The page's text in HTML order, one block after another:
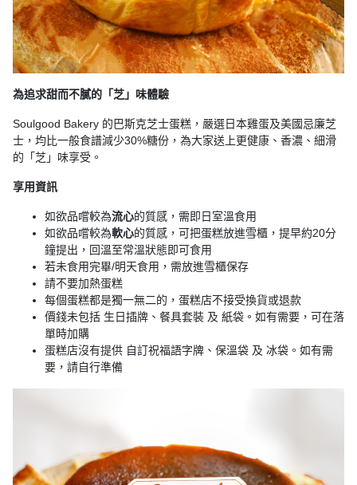
即
食
即
煮
系
聚
會
及
拖
餐
樂
動
為追求甜而不膩的「芝」味體驗
Soulgood Bakery 的巴斯克芝士蛋糕，嚴選日本雞蛋及美國忌廉芝
士，均比一般食譜減少30%糖份，為大家送上更健康、香濃、細滑
的「芝」味享受。
享用資訊
如欲品嚐較為流心的質感，需即日室溫食用
如欲品嚐較為軟心的質感，可把蛋糕放進雪櫃，提早約20分
鐘提出，回溫至常溫狀態即可食用
若未食用完畢/明天食用，需放進雪櫃保存
請不要加熱蛋糕
每個蛋糕都是獨一無二的，蛋糕店不接受換貨或退款
價錢未包括 生日插牌、餐具套裝 及 紙袋。如有需要，可在落
單時加購
蛋糕店沒有提供 自訂祝福語字牌、保溫袋 及 冰袋。如有需
要，請自行準備